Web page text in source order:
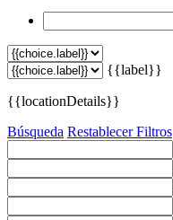
{{label}}
{{locationDetails}}
Búsqueda Restablecer Filtros